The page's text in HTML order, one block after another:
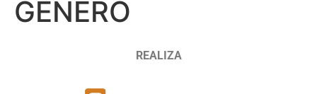
GÉNERO
REALIZA